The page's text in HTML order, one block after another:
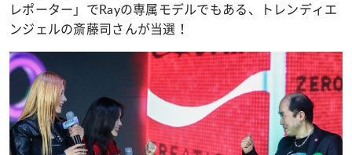
レポーター」でRayの専属モデルでもある、トレンディエ
ンジェルの斎藤司さんが当選！